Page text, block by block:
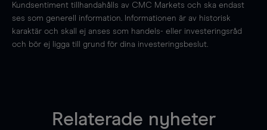
Kundsentiment tillhandahålls av CMC Markets och ska endast
ses som generell information. Informationen är av historisk
karaktär och skall ej anses som handels- eller investeringsråd
och bör ej ligga till grund för dina investeringsbeslut.
Relaterade nyheter